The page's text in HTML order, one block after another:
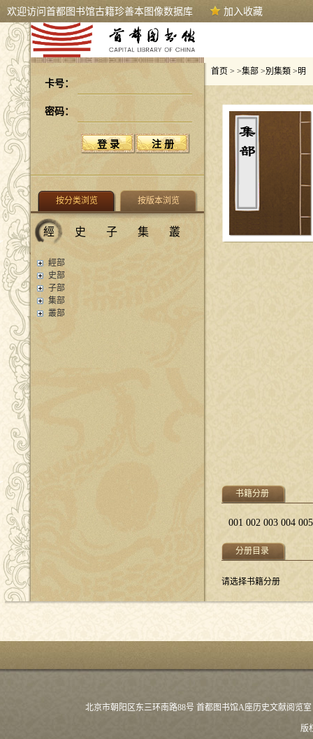
欢迎访问首都图书馆古籍珍善本图像数据库 加入收藏
卡号：
密码：
按分类浏览 按版本浏览
經 史 子 集 叢
經部
史部
子部
集部
叢部
首页 > >集部 >別集類 >明
书籍分册
001 002 003 004 005
分册目录
请选择书籍分册
北京市朝阳区东三环南路88号 首都图书馆A座历史文献阅览
版